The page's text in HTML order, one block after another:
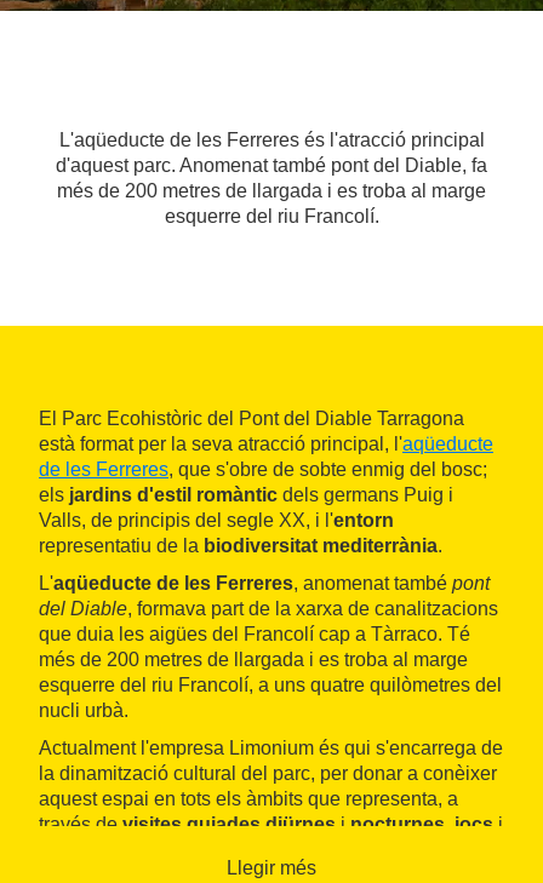
L'aqüeducte de les Ferreres és l'atracció principal
d'aquest parc. Anomenat també pont del Diable, fa
més de 200 metres de llargada i es troba al marge
esquerre del riu Francolí.
El Parc Ecohistòric del Pont del Diable Tarragona
està format per la seva atracció principal, l'aqüeducte
de les Ferreres, que s'obre de sobte enmig del bosc;
els jardins d'estil romàntic dels germans Puig i
Valls, de principis del segle XX, i l'entorn
representatiu de la biodiversitat mediterrània.
L'aqüeducte de les Ferreres, anomenat també pont
del Diable, formava part de la xarxa de canalitzacions
que duia les aigües del Francolí cap a Tàrraco. Té
més de 200 metres de llargada i es troba al marge
esquerre del riu Francolí, a uns quatre quilòmetres del
nucli urbà.
Actualment l'empresa Limonium és qui s'encarrega de
la dinamització cultural del parc, per donar a conèixer
aquest espai en tots els àmbits que representa, a
través de visites guiades diürnes i nocturnes jocs i
Llegir més